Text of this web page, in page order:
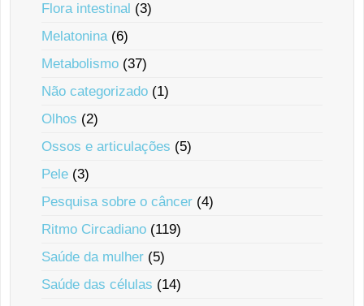
Flora intestinal (3)
Melatonina(6)
Metabolismo (37)
Não categorizado (1)
Olhos (2)
Ossos e articulações (5)
Pele (3)
Pesquisa sobre o câncer (4)
Ritmo Circadiano (119)
Saúde da mulher (5)
Saúde das células (14)